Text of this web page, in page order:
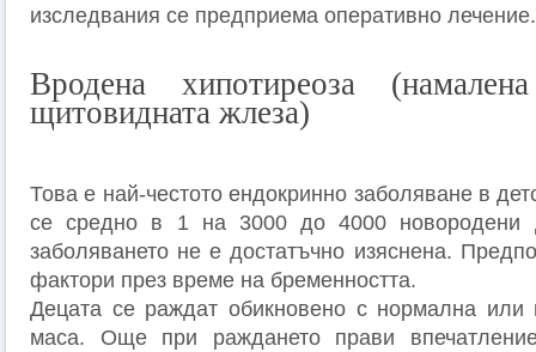
изследвания се предприема оперативно лечение.
Вродена хипотиреоза
щитовидната жлеза)
Това е най-честото ендокринно заболяване в
се средно в 1 на 3000 до 4000 новородени
заболяването не е достатъчно изяснена.
фактори през време на бременността.
Децата се раждат обикновено с нормална или
маса. Още при раждането прави